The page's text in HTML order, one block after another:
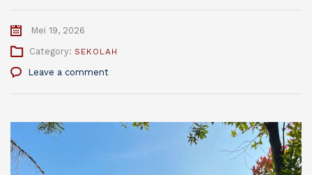
Mei 19, 2026
Category: SEKOLAH
Leave a comment